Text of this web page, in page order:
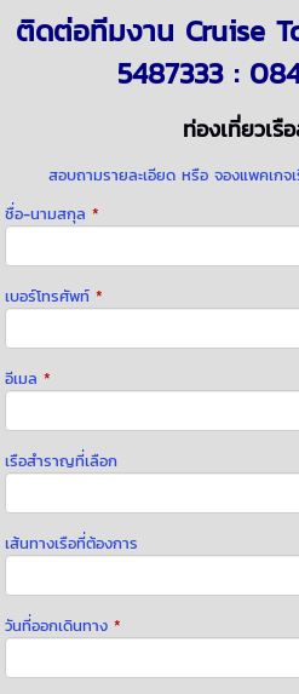
ติดต่อทีมงาน Cruise
5487333 :
ท่องเที่ยวเรื
สอบถามรายละเอียด หรือ จองแพคเกจเ
ชื่อ-นามสกุล *
เบอร์โทรศัพท์ *
อีเมล *
เรือสำราญที่เลือก
เส้นทางเรือที่ต้องการ
วันที่ออกเดินทาง *